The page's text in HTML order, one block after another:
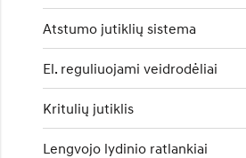
Atstumo jutiklių sistema
El. reguliuojami veidrodėliai
Kritulių jutiklis
Lengvojo lydinio ratlankiai